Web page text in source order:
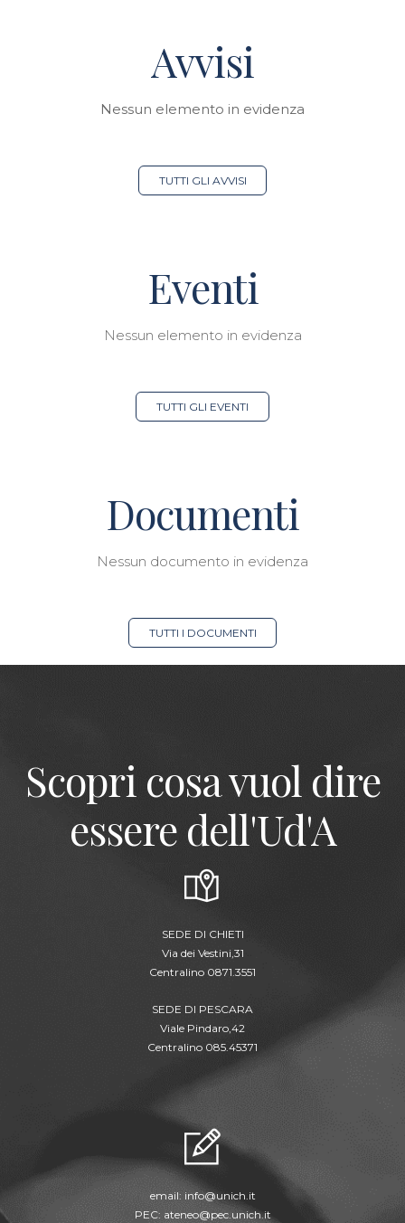
Avvisi
Nessun elemento in evidenza
TUTTI GLI AVVISI
Eventi
Nessun elemento in evidenza
TUTTI GLI EVENTI
Documenti
Nessun documento in evidenza
TUTTI I DOCUMENTI
Scopri cosa vuol dire
essere dell'Ud'A
SEDE DI CHIETI
Via dei Vestini,31
Centralino 0871.3551
SEDE DI PESCARA
Viale Pindaro,42
Centralino 085.45371
email: info@unich.it
PEC: ateneo@pec.unich.it